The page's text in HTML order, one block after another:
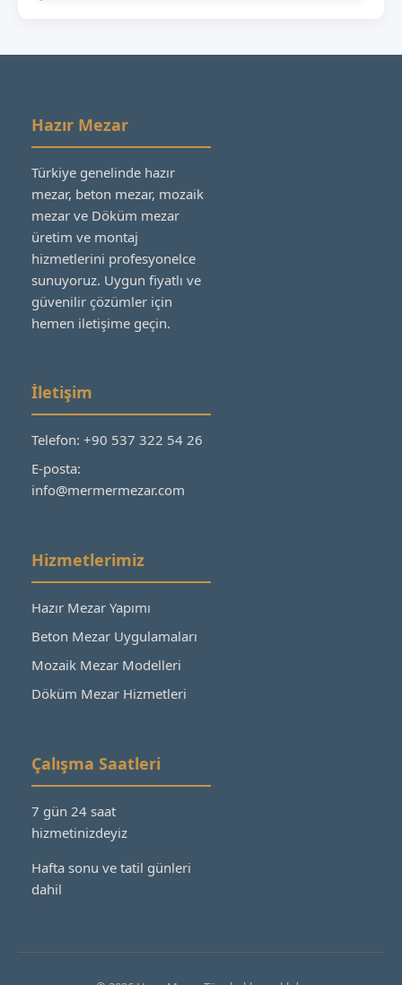
Hazır Mezar
Türkiye genelinde hazır
mezar, beton mezar, mozaik
mezar ve Döküm mezar
üretim ve montaj
hizmetlerini profesyonelce
sunuyoruz. Uygun fiyatlı ve
güvenilir çözümler için
hemen iletişime geçin.
İletişim
Telefon: +90 537 322 54 26
E-posta:
info@mermermezar.com
Hizmetlerimiz
Hazır Mezar Yapımı
Beton Mezar Uygulamaları
Mozaik Mezar Modelleri
Döküm Mezar Hizmetleri
Çalışma Saatleri
7 gün 24 saat
hizmetinizdeyiz
Hafta sonu ve tatil günleri
dahil